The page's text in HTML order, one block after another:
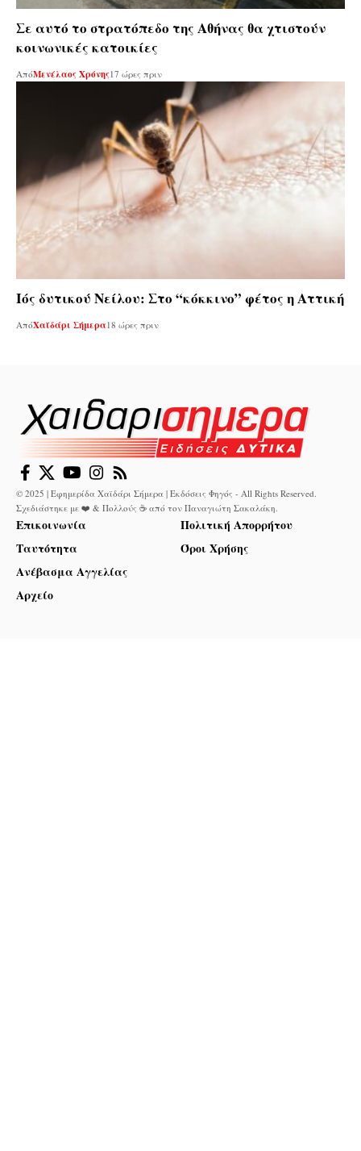
Σε αυτό το στρατόπεδο της Αθήνας θα χτιστούν
κοινωνικές κατοικίες
ΑπόΜενέλαος Χρόνης17 ώρες πριν
Ιός δυτικού Νείλου: Στο “κόκκινο” φέτος η Αττική
ΑπόΧαϊδάρι Σήμερα18 ώρες πριν
© 2025 | Εφημερίδα Χαϊδάρι Σήμερα | Εκδόσεις Φηγός - All Rights Reserved.
Σχεδιάστηκε με ❤️ & Πολλούς ☕ από τον Παναγιώτη Σακαλάκη
Επικοινωνία
Ταυτότητα
Ανέβασμα Αγγελίας
Αρχείο
Πολιτική Απορρήτου
Όροι Χρήσης